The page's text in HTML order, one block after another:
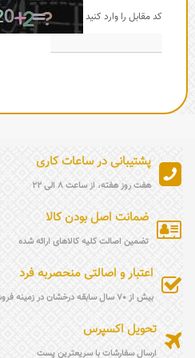
کد مقابل را وارد کنید
پشتیبانی در ساعات کاری
هفت روز هفته، از ساعت 8 الی 22
ضمانت اصل بودن کالا
تضمین اصالت کلیه کالاهای ارائه شده
اعتبار و اصالتی منحصربه فرد
بیش از 70 سال سابقه درخشان در زمینه فروش انواع محصولات
تحویل اکسپرس
ارسال سفارشات با سریعترین پست